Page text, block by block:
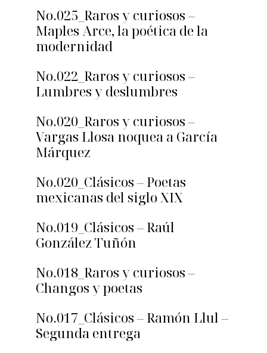
No.025_Raros y curiosos –
Maples Arce, la poética de la
modernidad
No.022_Raros y curiosos –
Lumbres y deslumbres
No.020_Raros y curiosos –
Vargas Llosa noquea a García
Márquez
No.020_Clásicos – Poetas
mexicanas del siglo XIX
No.019_Clásicos – Raúl
González Tuñón
No.018_Raros y curiosos –
Changos y poetas
No.017_Clásicos – Ramón Llul –
Segunda entrega